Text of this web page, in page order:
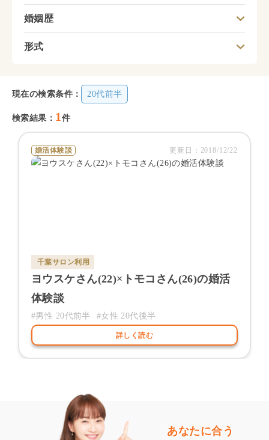
婚姻歴
形式
現在の検索条件： 20代前半
検索結果： 1 件
婚活体験談 更新日： 2018/12/22
千葉サロン利用
ヨウスケさん(22)× トモコ さん(26)の婚活
体験談
#男性 20代前半 #女性20代後半
詳しく読む
あなたに合う